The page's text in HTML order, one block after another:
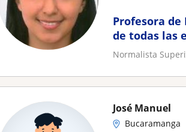
Profesora
de todas las
Normalista
José Manuel
Bucaramanga